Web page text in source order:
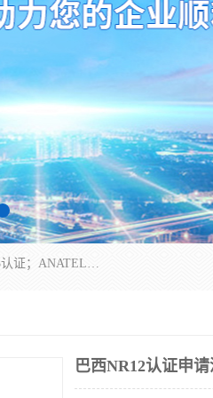
*是一家的测试、评估、检查与认机构，主要从事巴西NR10认证、NR12认证、NR13认证；ANATEL认证、INMTRO认证，欧盟CE认证：MD认证，PED认证，MID认证，ATEX认证，德国蓝色天使认证。
巴西NR12认证申